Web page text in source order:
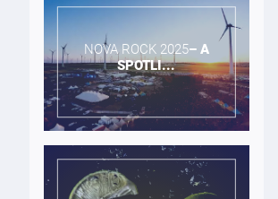
NOVA ROCK 2025​– A
SPOTLI...